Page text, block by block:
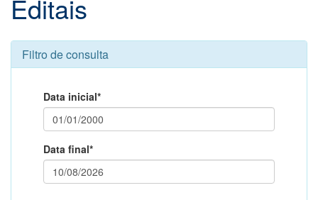
Editais
Filtro de consulta
Data inicial*
Data final*